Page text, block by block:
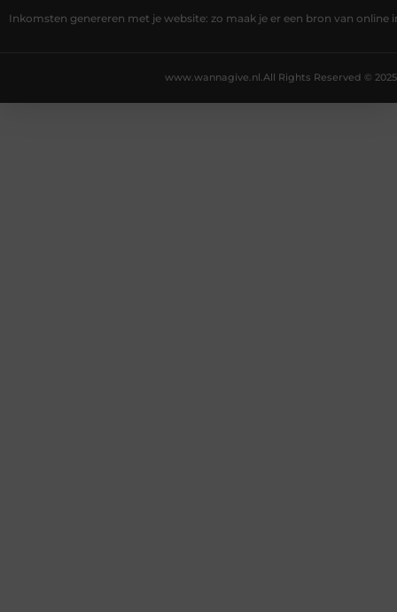
Inkomsten genereren met je website: zo maak je er een bron van online
All Rights Reserved © 2025
www.wannagive.nl.